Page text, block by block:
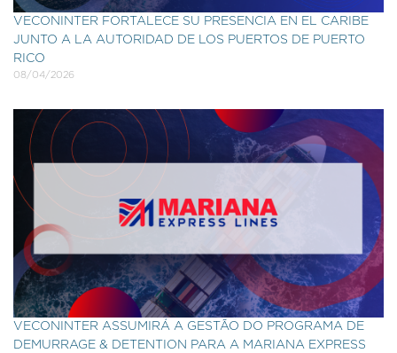
VECONINTER FORTALECE SU PRESENCIA EN EL CARIBE
JUNTO A LA AUTORIDAD DE LOS PUERTOS DE PUERTO
RICO
08/04/2026
VECONINTER ASSUMIRÁ A GESTÃO DO PROGRAMA DE
DEMURRAGE & DETENTION PARA A MARIANA EXPRESS